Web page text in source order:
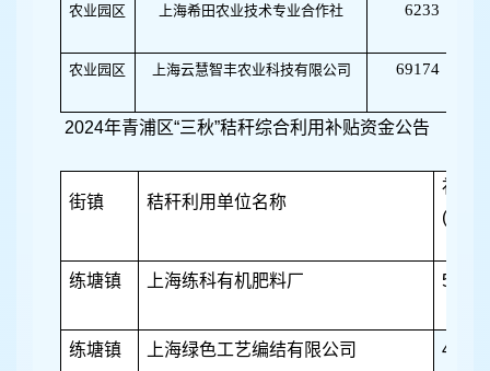
农业园区 上海希田农业技术专业合作社 6233
农业园区 上海云慧智丰农业科技有限公司 69174
2024年青浦区“三秋”秸秆综合利用补贴资金公告
街镇 秸秆利用单位名称
补贴
(元)
练塘镇 上海练科有机肥料厂
练塘镇 上海绿色工艺编结有限公司 4088